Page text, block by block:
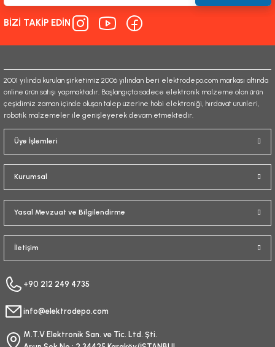
Ürün bilgilerinde hatalar bulunuyor.
Ürün fiyatı diğer sitelerden daha pahalı.
Gönder
BİZİ TAKİP EDİN
2001 yılında kurulan şirketimiz 2006 yılından beri elektrodepo.com markası altında
online ürün satışı yapmaktadır. Başlangıçta sadece elektronik malzeme olan ürün
çeşidimiz zaman içinde oluşan talep üzerine hobi elektroniği, hırdavat ürünleri,
robotik malzemeler ile genişleyerek devam etmektedir.
Üye İşlemleri
Kurumsal
Yasal Mevzuat ve Bilgilendirme
İletişim
+90 212 249 4735
info@elektrodepo.com
M.T.V Elektronik San. ve Tic. Ltd. Şti.